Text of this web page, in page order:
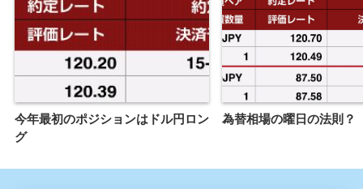
今年最初のポジションはドル円ロン
グ
為替相場の曜日の法則？